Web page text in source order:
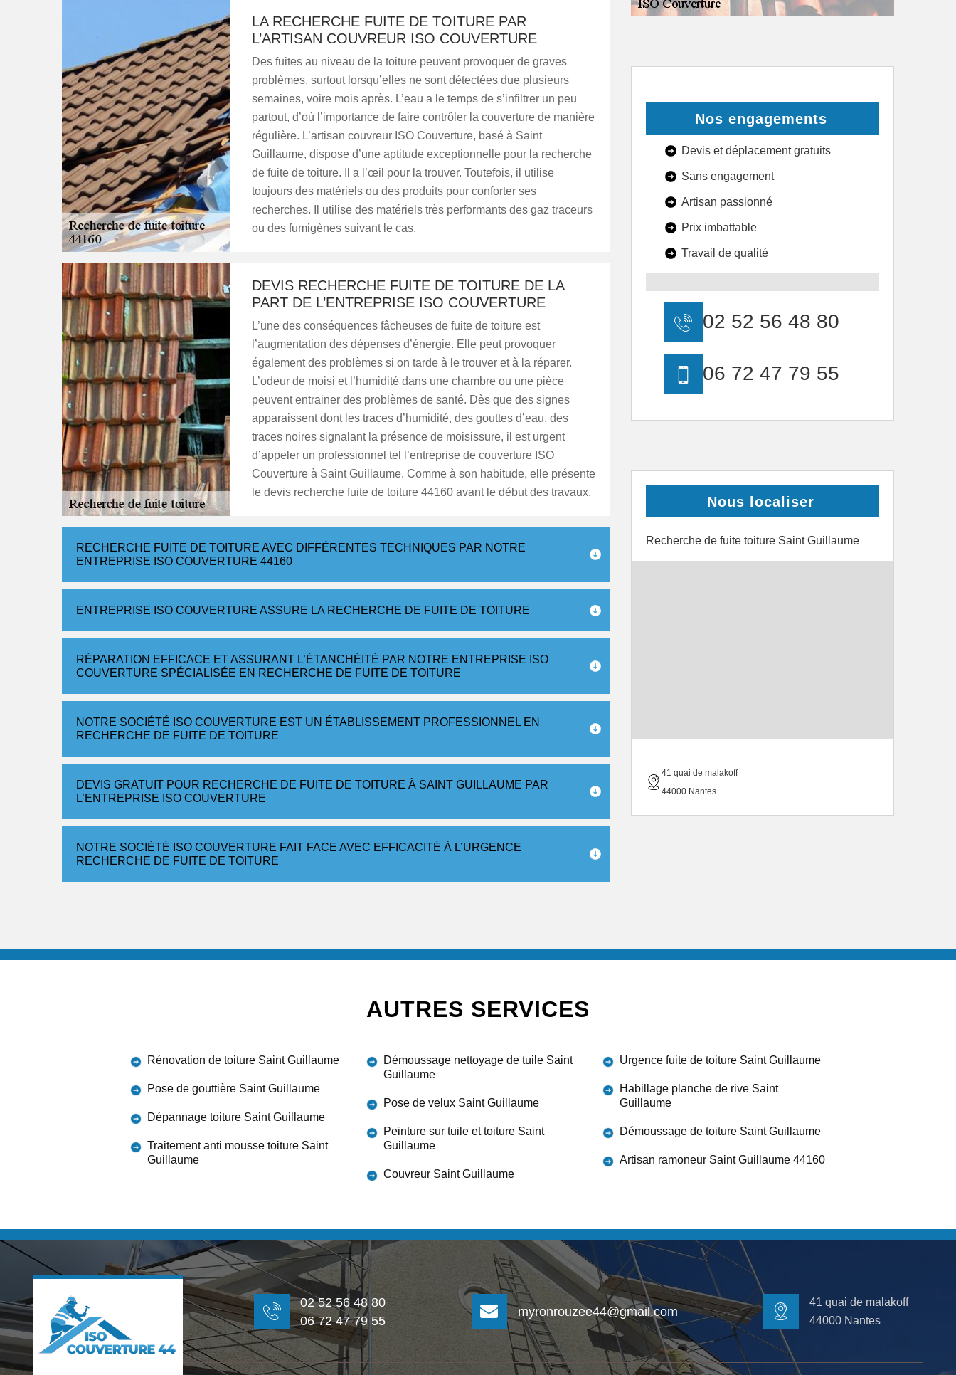
LA RECHERCHE FUITE DE TOITURE PAR
L’ARTISAN COUVREUR ISO COUVERTURE
Des fuites au niveau de la toiture peuvent provoquer de graves
problèmes, surtout lorsqu’elles ne sont détectées due plusieurs
semaines, voire mois après. L’eau a le temps de s’infiltrer un peu
partout, d’où l’importance de faire contrôler la couverture de manière
régulière. L’artisan couvreur ISO Couverture, basé à Saint
Guillaume, dispose d’une aptitude exceptionnelle pour la recherche
de fuite de toiture. Il a l’œil pour la trouver. Toutefois, il utilise
toujours des matériels ou des produits pour conforter ses
recherches. Il utilise des matériels très performants des gaz traceurs
ou des fumigènes suivant le cas.
DEVIS RECHERCHE FUITE DE TOITURE DE LA
PART DE L’ENTREPRISE ISO COUVERTURE
L’une des conséquences fâcheuses de fuite de toiture est
l’augmentation des dépenses d’énergie. Elle peut provoquer
également des problèmes si on tarde à le trouver et à la réparer.
L’odeur de moisi et l’humidité dans une chambre ou une pièce
peuvent entrainer des problèmes de santé. Dès que des signes
apparaissent dont les traces d’humidité, des gouttes d’eau, des
traces noires signalant la présence de moisissure, il est urgent
d’appeler un professionnel tel l’entreprise de couverture ISO
Couverture à Saint Guillaume. Comme à son habitude, elle présente
le devis recherche fuite de toiture 44160 avant le début des travaux.
RECHERCHE FUITE DE TOITURE AVEC DIFFÉRENTES TECHNIQUES PAR NOTRE
ENTREPRISE ISO COUVERTURE 44160
ENTREPRISE ISO COUVERTURE ASSURE LA RECHERCHE DE FUITE DE TOITURE
RÉPARATION EFFICACE ET ASSURANT L’ÉTANCHÉITÉ PAR NOTRE ENTREPRISE ISO
COUVERTURE SPÉCIALISÉE EN RECHERCHE DE FUITE DE TOITURE
NOTRE SOCIÉTÉ ISO COUVERTURE EST UN ÉTABLISSEMENT PROFESSIONNEL EN
RECHERCHE DE FUITE DE TOITURE
DEVIS GRATUIT POUR RECHERCHE DE FUITE DE TOITURE À SAINT GUILLAUME PAR
L’ENTREPRISE ISO COUVERTURE
NOTRE SOCIÉTÉ ISO COUVERTURE FAIT FACE AVEC EFFICACITÉ À L’URGENCE
RECHERCHE DE FUITE DE TOITURE
Nos engagements
Devis et déplacement gratuits
Sans engagement
Artisan passionné
Prix imbattable
Travail de qualité
02 52 56 48 80
06 72 47 79 55
Nous localiser
Recherche de fuite toiture Saint Guillaume
41 quai de malakoff
44000 Nantes
AUTRES SERVICES
Rénovation de toiture Saint Guillaume
Pose de gouttière Saint Guillaume
Dépannage toiture Saint Guillaume
Traitement anti mousse toiture Saint
Guillaume
Démoussage nettoyage de tuile Saint
Guillaume
Pose de velux Saint Guillaume
Peinture sur tuile et toiture Saint
Guillaume
Couvreur Saint Guillaume
Urgence fuite de toiture Saint Guillaume
Habillage planche de rive Saint
Guillaume
Démoussage de toiture Saint Guillaume
Artisan ramoneur Saint Guillaume 44160
02 52 56 48 80
06 72 47 79 55
myronrouzee44@gmail.com
41 quai de malakoff
44000 Nantes